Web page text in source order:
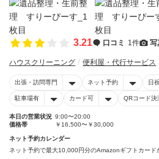
3.21 口コミ 1件 写
ハウスクリーニング 便利屋・代行サービス
出張・訪問専門 ネット予約 日
駐車場有 カード可 QRコード決
本日の営業状況 9:00〜20:00
価格帯
￥16,500〜￥30,000
ネット予約カレンダー
ネット予約で最大10,000円分のAmazonギフトカード